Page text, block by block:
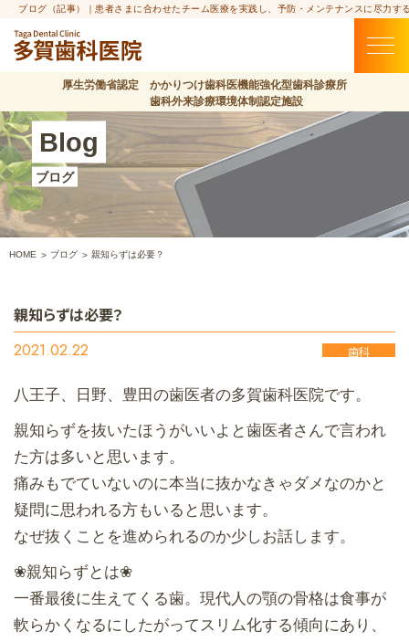
ブログ（記事）｜患者さまに合わせたチーム医療を実践し、予防・メンテナンスに尽力す
厚生労働省認定 かかりつけ歯科医機能強化型歯科診療所
歯科外来診療環境体制認定施設
Blog
ブログ
HOME ブログ 親知らずは必要？
親知らずは必要？
2021.02.22
歯科
八王子、日野、豊田の歯医者の多賀歯科医院です。
親知らずを抜いたほうがいいよと歯医者さんで言われ
た方は多いと思います。
痛みもでていないのに本当に抜かなきゃダメなのかと
疑問に思われる方もいると思います。
なぜ抜くことを進められるのか少しお話します。
❀親知らずとは❀
一番最後に生えてくる歯。現代人の顎の骨格は食事が
軟らかくなるにしたがってスリム化する傾向にあり、